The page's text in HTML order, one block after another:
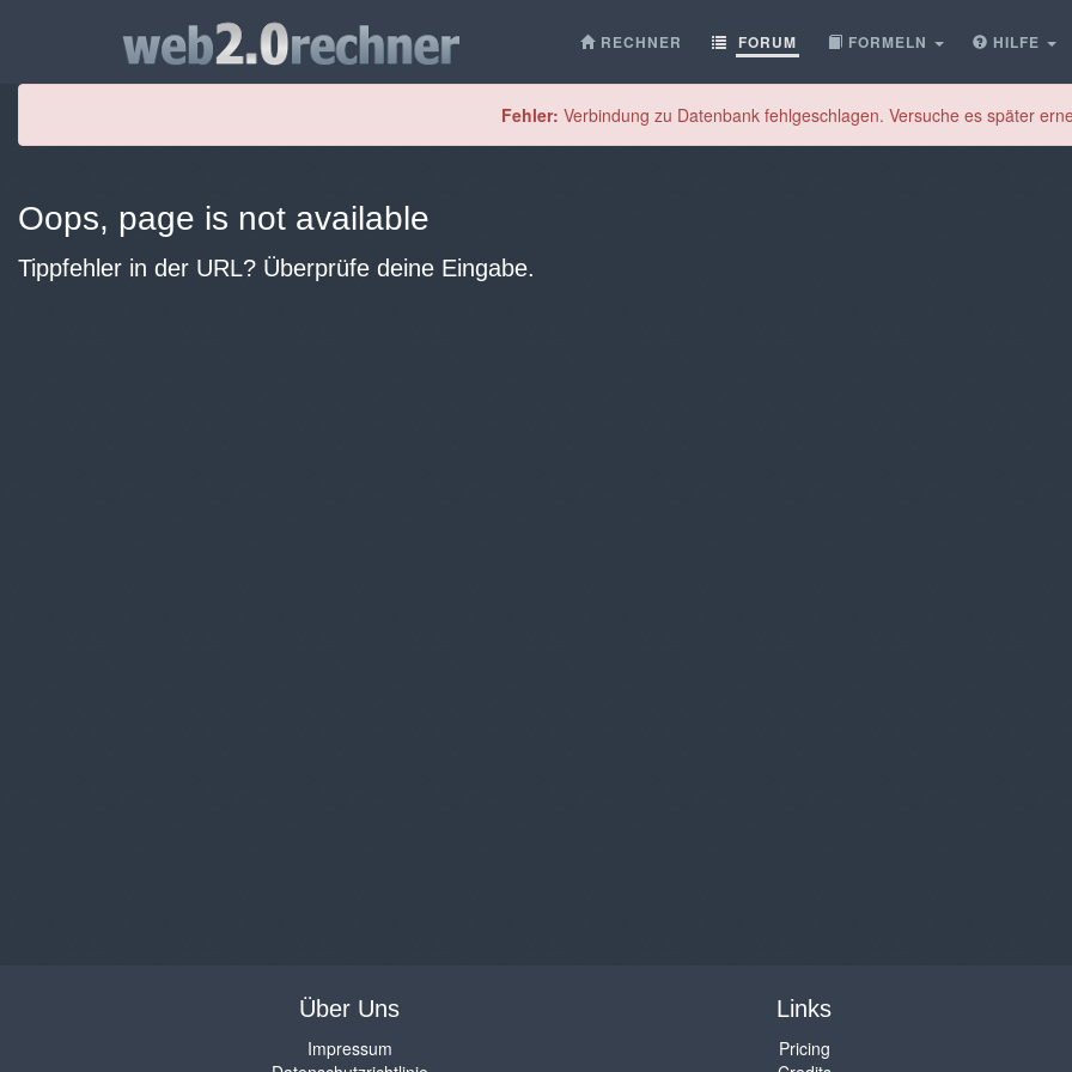
RECHNER FORUM FORMELN HILFE
Fehler: Verbindung zu Datenbank fehlgeschlagen. Versuche es später
Oops, page is not available
Tippfehler in der URL? Überprüfe deine Eingabe.
Über Uns
Impressum
Links
Pricing